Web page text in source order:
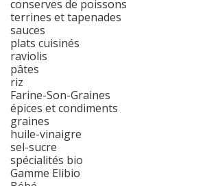
conserves de poissons
terrines et tapenades
sauces
plats cuisinés
raviolis
pâtes
riz
Farine-Son-Graines
épices et condiments
graines
huile-vinaigre
sel-sucre
spécialités bio
Gamme Elibio